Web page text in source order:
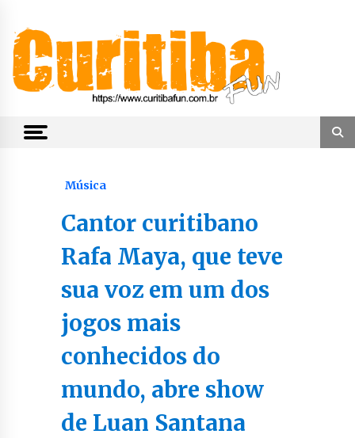
content
CuritibaFun
Música
Cantor curitibano
Rafa Maya, que teve
sua voz em um dos
jogos mais
conhecidos do
mundo, abre show
de Luan Santana